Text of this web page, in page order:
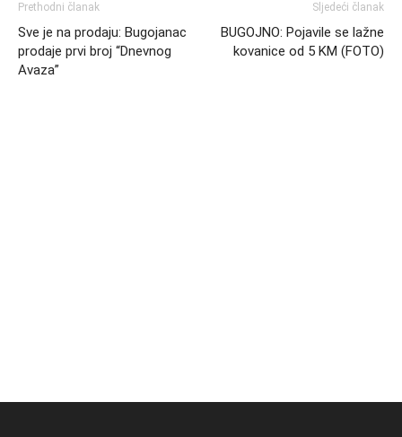
Prethodni članak
Sve je na prodaju: Bugojanac
prodaje prvi broj “Dnevnog
Avaza”
Sljedeći članak
BUGOJNO: Pojavile se lažne
kovanice od 5 KM (FOTO)